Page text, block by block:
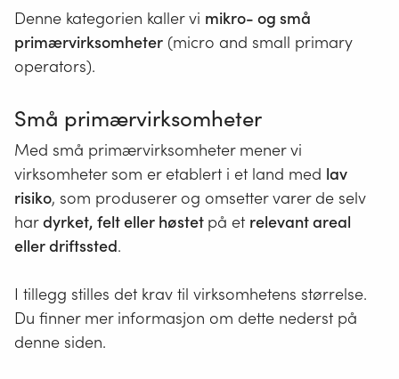
Denne kategorien kaller vi mikro- og små
primærvirksomheter (micro and small primary
operators).
Små primærvirksomheter
Med små primærvirksomheter mener vi
virksomheter som er etablert i et land med lav
risiko, som produserer og omsetter varer de selv
hardyrket, felt eller høstet på et relevant areal
eller driftssted.
I tillegg stilles det krav til virksomhetens størrelse.
Du finner mer informasjon om dette nederst på
denne siden.